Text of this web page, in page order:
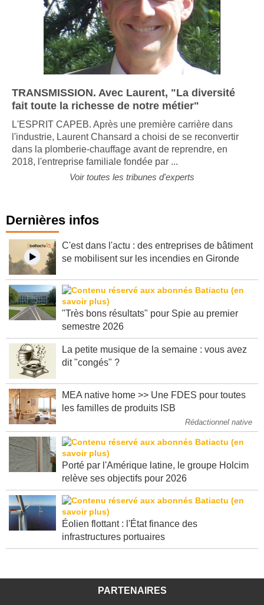
TRANSMISSION. Avec Laurent, "La diversité
L'ESPRIT CAPEB. Après une première carrière dans
l'industrie, Laurent Chansard a choisi de se reconvertir
dans la plomberie-chauffage avant de reprendre, en
Dernières infos
C'est dans l'actu : des entreprises de bâtiment
"Très bons résultats" pour Spie au premier
La petite musique de la semaine : vous avez
MEA native home >> Une FDES pour toutes
Rédactionnel native
Porté par l'Amérique latine, le groupe Holcim
Éolien flottant : l'État finance des